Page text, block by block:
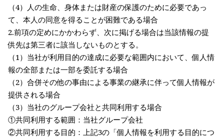
（4）人の生命、身体または財産の保護のために必要であっ
て、本人の同意を得ることが困難である場合
2.前項の定めにかかわらず、次に掲げる場合は当該情報の提
供先は第三者に該当しないものとする。
（1）当社が利用目的の達成に必要な範囲内において、個人情
報の全部または一部を委託する場合
（2）合併その他の事由による事業の継承に伴って個人情報が
提供される場合
（3）当社のグループ会社と共同利用する場合
①共同利用する範囲：当社グループ会社
②共同利用する目的：上記3の「個人情報を利用する目的につ